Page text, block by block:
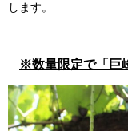
します。
※数量限定で「巨